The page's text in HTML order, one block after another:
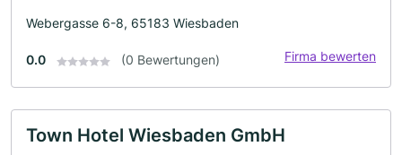
Webergasse 6-8, 65183 Wiesbaden
0.0 (0 Bewertungen) Firma bewerten
Town Hotel Wiesbaden GmbH